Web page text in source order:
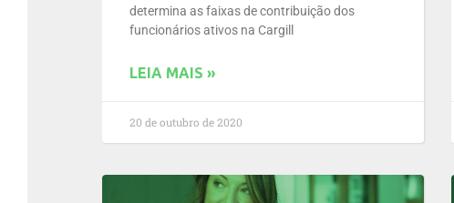
determina as faixas de contribuição dos
funcionários ativos na Cargill
LEIA MAIS »
20 de outubro de 2020